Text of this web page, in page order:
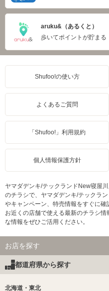
aruku&（あるくと）
歩いてポイントが貯まる
Shufoo!の使い方
よくあるご質問
「Shufoo!」利用規約
個人情報保護方針
ヤマダデンキ/テックランドNew寝屋
のチラシで、ヤマダデンキ/テックラ
やキャンペーン、特売情報をすぐに
お近くの店舗で使える最新のチラシ
な情報をぜひご活用ください。
お店を探す
都道府県から探す
北海道・東北